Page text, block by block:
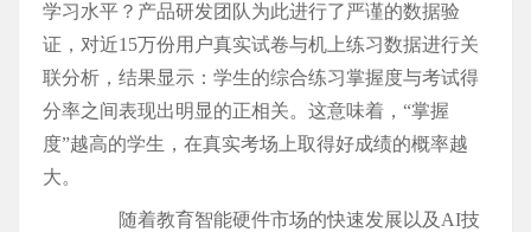
学习水平？产品研发团队为此进行了严谨的数据验
证，对近15万份用户真实试卷与机上练习数据进行关
联分析，结果显示：学生的综合练习掌握度与考试得
分率之间表现出明显的正相关。这意味着，“掌握
度”越高的学生，在真实考场上取得好成绩的概率越
大。
随着教育智能硬件市场的快速发展以及AI技